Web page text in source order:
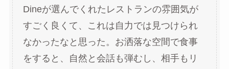
Dineが選んでくれたレストランの雰囲気が
すごく良くて、これは自力では見つけられ
なかったなと思った。お洒落な空間で食事
をすると、自然と会話も弾むし、相手もリ